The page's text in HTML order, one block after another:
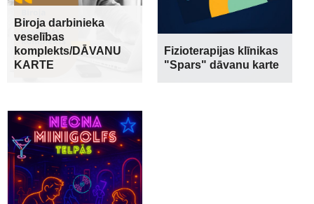
Biroja darbinieka
veselības
komplekts/DĀVANU
KARTE
Fizioterapijas klīnikas
"Spars" dāvanu karte